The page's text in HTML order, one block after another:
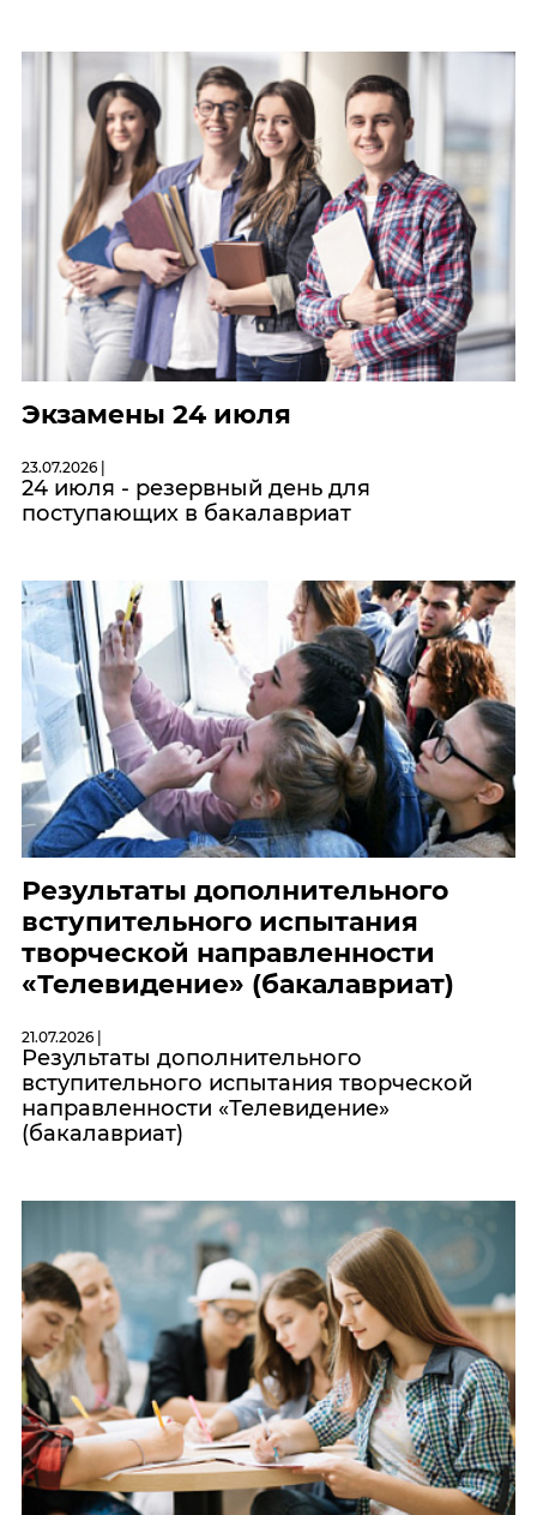
Экзамены 24 июля
23.07.2026 |
24 июля - резервный день для
поступающих в бакалавриат
Результаты дополнительного
вступительного испытания
творческой направленности
«Телевидение» (бакалавриат)
21.07.2026 |
Результаты дополнительного
вступительного испытания творческой
направленности «Телевидение»
(бакалавриат)